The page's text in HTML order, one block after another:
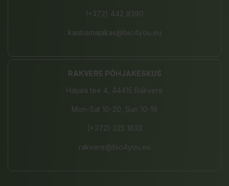
(+372) 442 9390
kaubamajakas@bio4you.eu
RAKVERE PÕHJAKESKUS
Haljala tee 4, 44415 Rakvere
Mon-Sat 10-20, Sun 10-19
(+372) 325 1833
rakvere@bio4you.eu